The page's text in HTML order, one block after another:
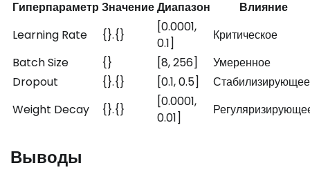
Гиперпараметр ЗначениеДиапазон
Влияние
Learning Rate
{}.{}
[0.0001,
0.1]
Критическое
Batch Size
{} [8, 256]
Умеренное
Dropout
{}.{} [0.1, 0.5]
Стабилизирующее
Weight Decay
{}.{}
[0.0001,
0.01]
Выводы